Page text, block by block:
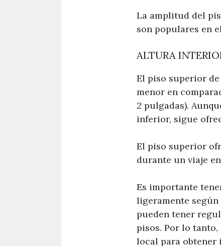
La amplitud del
son populares en
ALTURA
El piso superior
menor en
2 pulgadas).
inferior, sigue
El piso superior
durante un viaje
Es importante
ligeramente según
pueden tener
pisos. Por lo
local para obtener